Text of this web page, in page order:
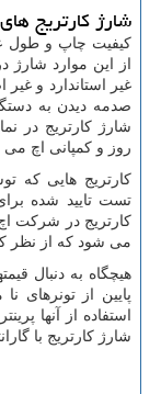
شارژ کارتریج
کیفیت چاپ و طول
از این موارد شارژ
غیر استاندارد و
صدمه دیدن به
شارژ کارتریج در
روز و کمپانی اچ می
کارتریج هایی که
تست تایید شده
کارتریج در شرکت
می شود که از نظر
هیچگاه به دنبال
پایین از تونرهای
استفاده از آنها
شارژ کارتریج با